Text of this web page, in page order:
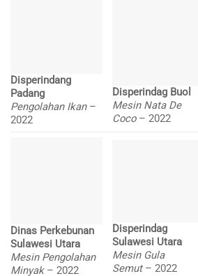
Disperindang
Padang
Pengolahan Ikan –
2022
Disperindag Buol
Mesin Nata De
Coco– 2022
Dinas Perkebunan
Sulawesi Utara
Mesin Pengolahan
Minyak– 2022
Disperindag
Sulawesi Utara
Mesin Gula
Semut– 2022